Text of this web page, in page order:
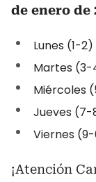
de enero de
Lunes (1-2)
Martes
Miércoles
Jueves (7-
Viernes
¡Atención